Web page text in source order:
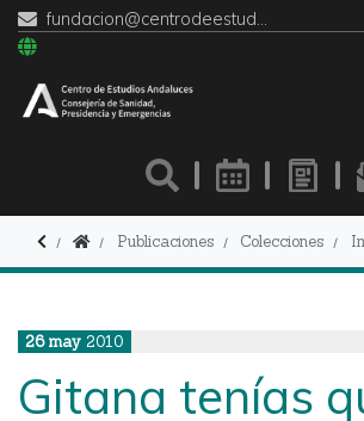
fundacion@centrodeestudiosandaluces.es
Publicaciones Colecciones
26 may 2010
Gitana tenías